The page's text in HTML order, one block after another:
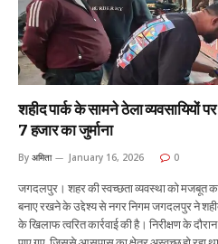
शहीद पार्क के सामने ठेला व्यवसायियों
7 हजार का जुर्माना
By अमिता January 16, 2026 0
जगदलपुर। शहर की स्वच्छता व्यवस्था को मजबूत
बनाए रखने के उद्देश्य से नगर निगम जगदलपुर ने
के खिलाफ त्वरित कार्रवाई की है। निरीक्षण के